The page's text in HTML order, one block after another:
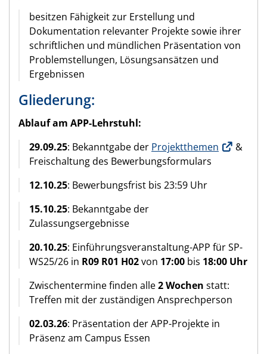
besitzen Fähigkeit zur Erstellung und
Dokumentation relevanter Projekte sowie ihrer
schriftlichen und mündlichen Präsentation von
Problemstellungen, Lösungsansätzen und
Ergebnissen
Gliederung:
Ablauf am APP-Lehrstuhl:
29.09.25: Bekanntgabe der Projektthemen
&
Freischaltung des Bewerbungsformulars
12.10.25: Bewerbungsfrist bis 23:59 Uhr
15.10.25: Bekanntgabe der
Zulassungsergebnisse
20.10.25: Einführungsveranstaltung-APP für SP-
WS25/26 in R09 R01 H02von 17:00 bis 18:00 Uhr
Zwischentermine finden alle2 Wochen statt:
Treffen mit der zuständigen Ansprechperson
02.03.26: Präsentation der APP-Projekte in
Präsenz am Campus Essen